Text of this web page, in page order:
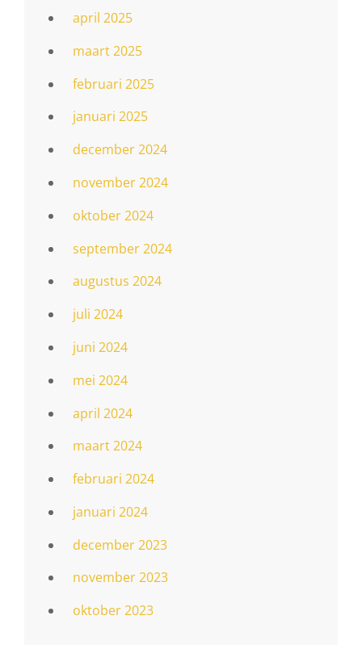
april 2025
maart 2025
februari 2025
januari 2025
december 2024
november 2024
oktober 2024
september 2024
augustus 2024
juli 2024
juni 2024
mei 2024
april 2024
maart 2024
februari 2024
januari 2024
december 2023
november 2023
oktober 2023